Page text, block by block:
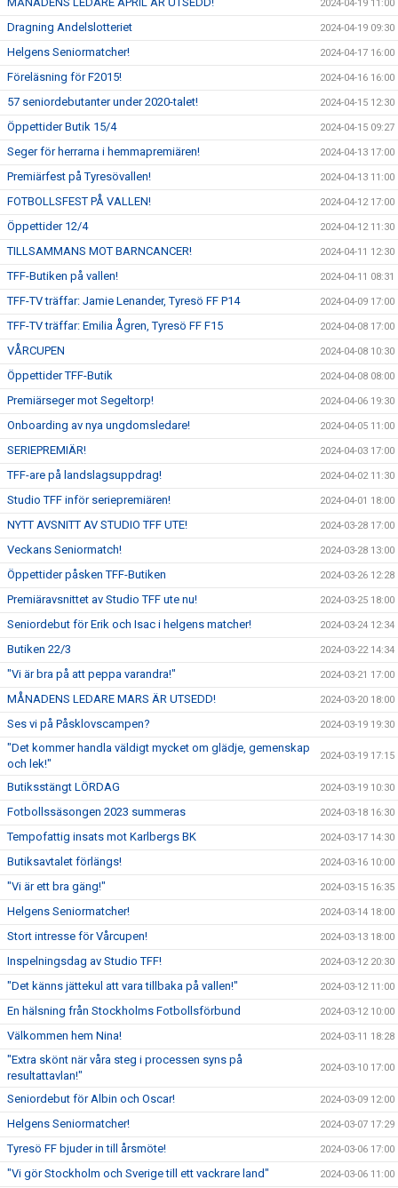
2024-04-19 11:00
Dragning Andelslotteriet 2024-04-19 09:30
Helgens Seniormatcher! 2024-04-17 16:00
Föreläsning för F2015! 2024-04-16 16:00
57 seniordebutanter under 2020-talet! 2024-04-15 12:30
Öppettider Butik 15/4 2024-04-15 09:27
Seger för herrarna i hemmapremiären! 2024-04-13 17:00
Premiärfest på Tyresövallen! 2024-04-13 11:00
FOTBOLLSFEST PÅ VALLEN! 2024-04-12 17:00
Öppettider 12/4 2024-04-12 11:30
TILLSAMMANS MOT BARNCANCER! 2024-04-11 12:30
TFF-Butiken på vallen! 2024-04-11 08:31
TFF-TV träffar: Jamie Lenander, Tyresö FF P14 2024-04-09 17:00
TFF-TV träffar: Emilia Ågren, Tyresö FF F15 2024-04-08 17:00
VÅRCUPEN 2024-04-08 10:30
Öppettider TFF-Butik 2024-04-08 08:00
Premiärseger mot Segeltorp! 2024-04-06 19:30
Onboarding av nya ungdomsledare! 2024-04-05 11:00
SERIEPREMIÄR! 2024-04-03 17:00
TFF-are på landslagsuppdrag! 2024-04-02 11:30
Studio TFF inför seriepremiären! 2024-04-01 18:00
NYTT AVSNITT AV STUDIO TFF UTE! 2024-03-28 17:00
Veckans Seniormatch! 2024-03-28 13:00
Öppettider påsken TFF-Butiken 2024-03-26 12:28
Premiäravsnittet av Studio TFF ute nu! 2024-03-25 18:00
Seniordebut för Erik och Isac i helgens matcher! 2024-03-24 12:34
Butiken 22/3 2024-03-22 14:34
"Vi är bra på att peppa varandra!" 2024-03-21 17:00
MÅNADENS LEDARE MARS ÄR UTSEDD! 2024-03-20 18:00
Ses vi på Påsklovscampen? 2024-03-19 19:30
"Det kommer handla väldigt mycket om glädje, gemenskap
och lek!"
2024-03-19 17:15
Butiksstängt LÖRDAG 2024-03-19 10:30
Fotbollssäsongen 2023 summeras 2024-03-18 16:30
Tempofattig insats mot Karlbergs BK 2024-03-17 14:30
Butiksavtalet förlängs! 2024-03-16 10:00
"Vi är ett bra gäng!" 2024-03-15 16:35
Helgens Seniormatcher! 2024-03-14 18:00
Stort intresse för Vårcupen! 2024-03-13 18:00
Inspelningsdag av Studio TFF! 2024-03-12 20:30
"Det känns jättekul att vara tillbaka på vallen!" 2024-03-12 11:00
En hälsning från Stockholms Fotbollsförbund 2024-03-12 10:00
Välkommen hem Nina! 2024-03-11 18:28
"Extra skönt när våra steg i processen syns på
resultattavlan!"
2024-03-10 17:00
Seniordebut för Albin och Oscar! 2024-03-09 12:00
Helgens Seniormatcher! 2024-03-07 17:29
Tyresö FF bjuder in till årsmöte! 2024-03-06 17:00
"Vi gör Stockholm och Sverige till ett vackrare land" 2024-03-06 11:00